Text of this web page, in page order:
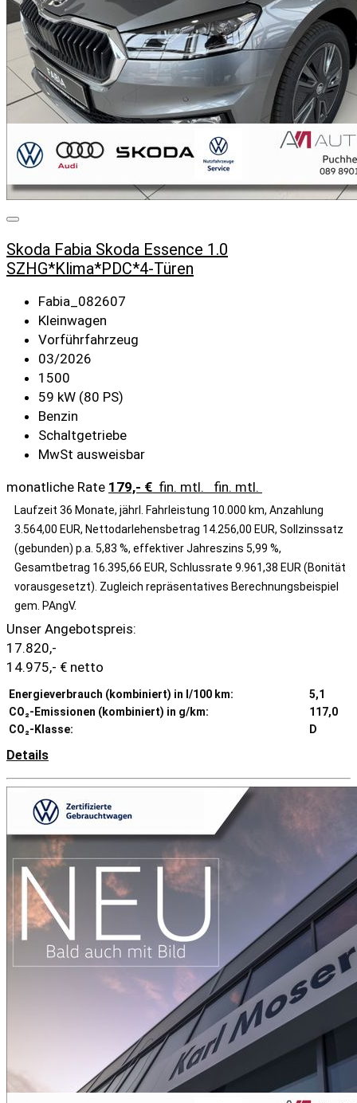
Skoda Fabia Skoda Essence 1.0
SZHG*Klima*PDC*4-Türen
Fabia_082607
Kleinwagen
Vorführfahrzeug
03/2026
1500
59 kW (80 PS)
Benzin
Schaltgetriebe
MwSt ausweisbar
monatliche Rate 179,- € fin. mtl. fin. mtl.
Laufzeit 36 Monate, jährl. Fahrleistung 10.000 km, Anzahlung
3.564,00 EUR, Nettodarlehensbetrag 14.256,00 EUR, Sollzinssatz
(gebunden) p.a. 5,83 %, effektiver Jahreszins 5,99 %,
Gesamtbetrag 16.395,66 EUR, Schlussrate 9.961,38 EUR (Bonität
vorausgesetzt). Zugleich repräsentatives Berechnungsbeispiel
gem. PAngV.
Unser Angebotspreis:
17.820,-
14.975,- € netto
Energieverbrauch (kombiniert) in l/100 km:
5,1
CO₂-Emissionen (kombiniert) in g/km:
117,0
CO₂-Klasse:
D
Details